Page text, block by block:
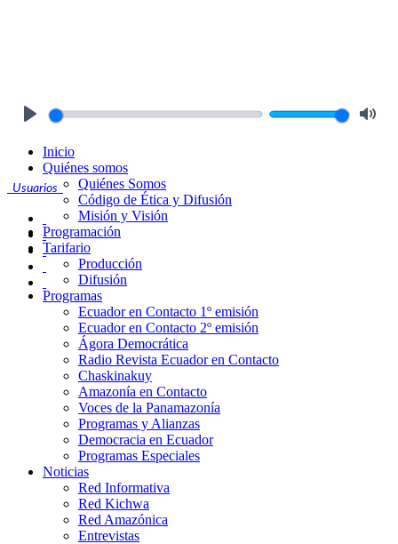
Usuarios
Inicio
Quiénes somos
Quiénes Somos
Código de Ética y Difusión
Misión y Visión
Programación
Tarifario
Producción
Difusión
Programas
Ecuador en Contacto 1º emisión
Ecuador en Contacto 2º emisión
Ágora Democrática
Radio Revista Ecuador en Contacto
Chaskinakuy
Amazonía en Contacto
Voces de la Panamazonía
Programas y Alianzas
Democracia en Ecuador
Programas Especiales
Noticias
Red Informativa
Red Kichwa
Red Amazónica
Entrevistas